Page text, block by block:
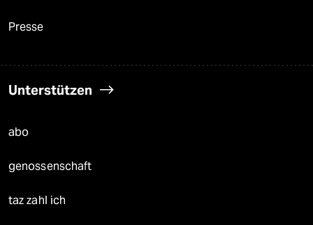
Presse
Unterstützen
abo
genossenschaft
taz zahl ich